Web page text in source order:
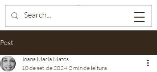
Post
Joana Maria Matos
10 de set. de 2024 2 min de leitura